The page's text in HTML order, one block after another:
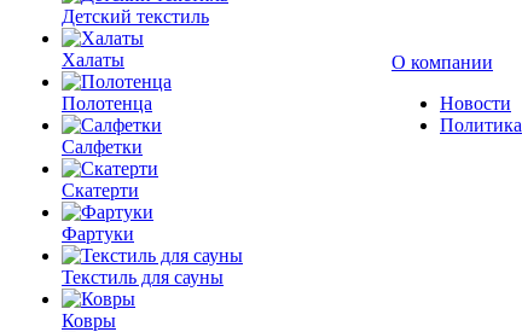
Детский текстиль
Халаты
Полотенца
Салфетки
Скатерти
Фартуки
Текстиль для сауны
Ковры
О компании
Новости
Политика